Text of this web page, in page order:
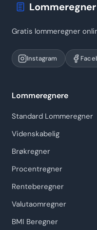
Lommeregner
Gratis lommeregner
Instagram
Lommeregnere
Standard Lommeregner
Videnskabelig
Brøkregner
Procentregner
Renteberegner
Valutaomregner
BMI Beregner